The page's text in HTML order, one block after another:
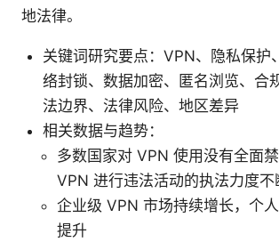
地法律。
关键词研究要点：VPN、隐私保护
络封锁、数据加密、匿名浏览、合
法边界、法律风险、地区差异
相关数据与趋势：
多数国家对 VPN 使用没有全面
VPN 进行违法活动的执法力度不
企业级 VPN 市场持续增长，个
提升